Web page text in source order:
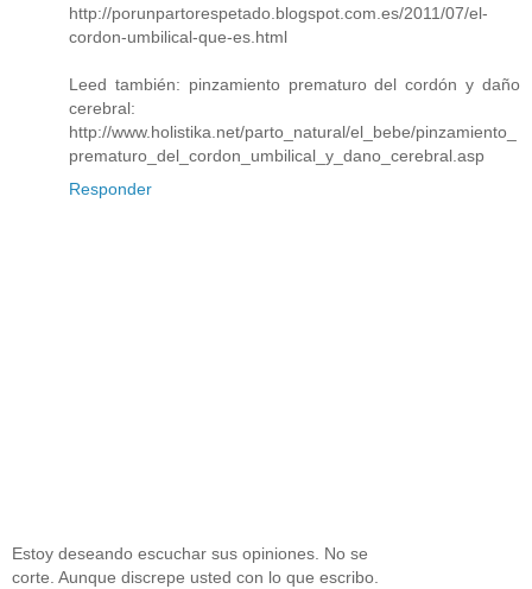
http://porunpartorespetado.blogspot.com.es/2011/07/el-
cordon-umbilical-que-es.html
Leed también: pinzamiento prematuro del cordón y daño
cerebral:
http://www.holistika.net/parto_natural/el_bebe/pinzamiento_
prematuro_del_cordon_umbilical_y_dano_cerebral.asp
Responder
Estoy deseando escuchar sus opiniones. No se
corte. Aunque discrepe usted con lo que escribo.